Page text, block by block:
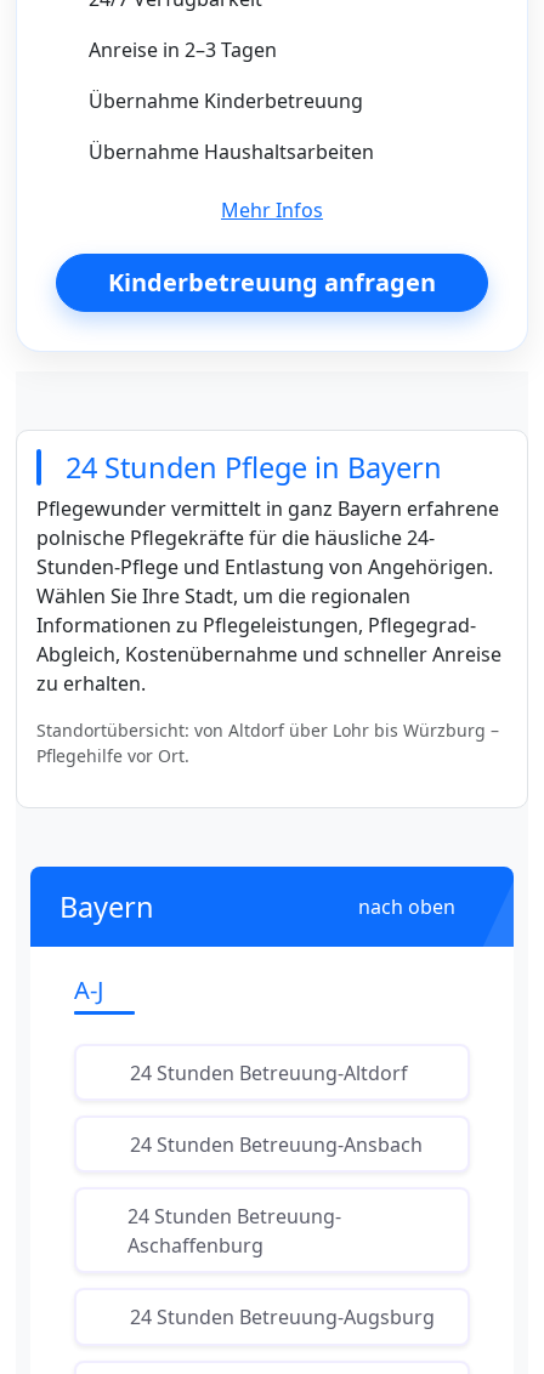
Anreise in 2–3 Tagen
Übernahme Kinderbetreuung
Übernahme Haushaltsarbeiten
Mehr Infos
Kinderbetreuung anfragen
24 Stunden Pflege in Bayern
Pflegewunder vermittelt in ganz Bayern erfahrene
polnische Pflegekräfte für die häusliche 24-
Stunden-Pflege und Entlastung von Angehörigen.
Wählen Sie Ihre Stadt, um die regionalen
Informationen zu Pflegeleistungen, Pflegegrad-
Abgleich, Kostenübernahme und schneller Anreise
zu erhalten.
Standortübersicht: von Altdorf über Lohr bis Würzburg –
Pflegehilfe vor Ort.
Bayern nach oben
A-J
24 Stunden Betreuung-Altdorf
24 Stunden Betreuung-Ansbach
24 Stunden Betreuung-
Aschaffenburg
24 Stunden Betreuung-Augsburg